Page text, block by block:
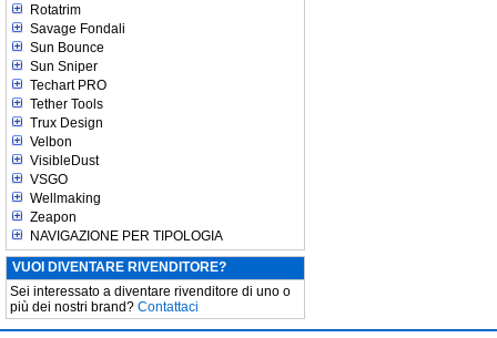
Rotatrim
Savage Fondali
Sun Bounce
Sun Sniper
Techart PRO
Tether Tools
Trux Design
Velbon
VisibleDust
VSGO
Wellmaking
Zeapon
NAVIGAZIONE PER TIPOLOGIA
VUOI DIVENTARE RIVENDITORE?
Sei interessato a diventare rivenditore di uno o
più dei nostri brand? Contattaci